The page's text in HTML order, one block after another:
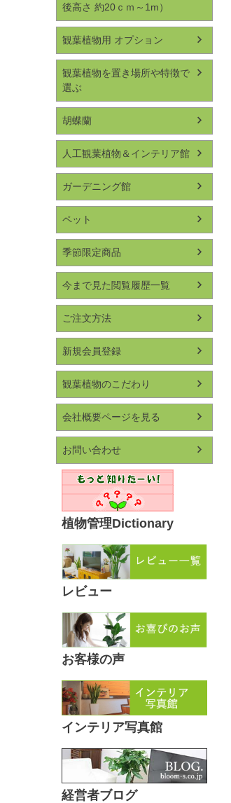
後高さ 約20ｃｍ～1m）
観葉植物用 オプション
観葉植物を置き場所や特徴で
選ぶ
胡蝶蘭
人工観葉植物＆インテリア館
ガーデニング館
ペット
季節限定商品
今まで見た閲覧履歴一覧
ご注文方法
新規会員登録
観葉植物のこだわり
会社概要ページを見る
お問い合わせ
植物管理Dictionary
レビュー
お客様の声
インテリア写真館
経営者ブログ